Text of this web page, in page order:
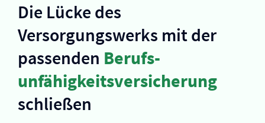
Die Lücke des
Versorgungswerks mit der
passenden Berufs­
unfähigkeits­versicherung
schließen